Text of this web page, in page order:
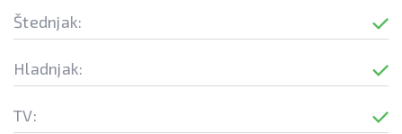
Štednjak:
Hladnjak:
TV: